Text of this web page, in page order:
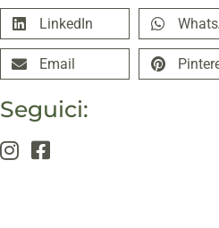
LinkedIn
Email
Seguici: